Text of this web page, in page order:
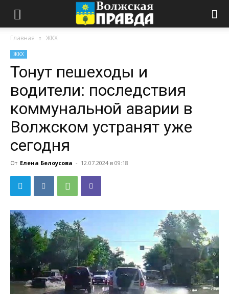
Главная ЖКХ
ЖКХ
Тонут пешеходы и
водители: последствия
коммунальной аварии в
Волжском устранят уже
сегодня
От Елена Белоусова - 12.07.2024 в 09:18